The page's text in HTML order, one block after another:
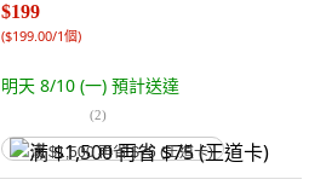
$199
($199.00/1個)
明天 8/10 (一) 預計送達
(2)
满 $1,500 再省 $75 (王道卡)